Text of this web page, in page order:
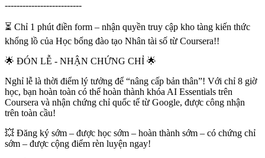
--------------------------
⏳ Chỉ 1 phút điền form – nhận quyền truy cập kho tàng kiến thức
khổng lồ của Học bổng đào tạo Nhân tài số từ Coursera!!
🌟 ĐÓN LỄ - NHẬN CHỨNG CHỈ 🌟
Nghỉ lễ là thời điểm lý tưởng để “nâng cấp bản thân”! Với chỉ 8 giờ
học, bạn hoàn toàn có thể hoàn thành khóa AI Essentials trên
Coursera và nhận chứng chỉ quốc tế từ Google, được công nhận
trên toàn cầu!
💥 Đăng ký sớm – được học sớm – hoàn thành sớm – có chứng chỉ
sớm – được cộng điểm rèn luyện ngay!